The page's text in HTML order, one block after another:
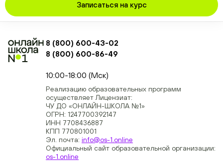
Записаться на курс
8 (800) 600-43-02
8 (800) 600-86-49
10:00-18:00 (Мск)
Реализацию образовательных программ
осуществляет Лицензиат:
ЧУ ДО «ОНЛАЙН-ШКОЛА №1»
ОГРН: 1247700392147
ИНН 7708436887
КПП 770801001
Эл. почта: info@os-1.online
Официальный сайт образовательной организации:
os-1.online